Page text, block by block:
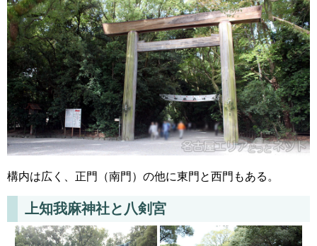
構内は広く、正門（南門）の他に東門と西門もある。
上知我麻神社と八剣宮